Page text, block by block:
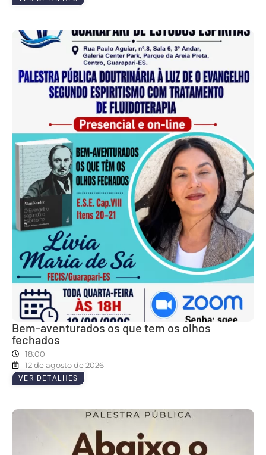
Bem-aventurados os que tem os olhos
fechados
18:00
12 de agosto de 2026
VER DETALHES